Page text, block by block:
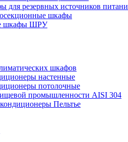
для резервных источников
шкафы
шкафы ШРУ
шкафов
настенные
потолочные
промышленности AISI 304
Пельтье